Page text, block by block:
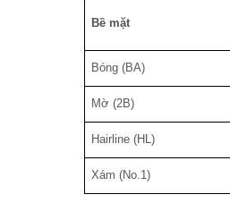
Bề mặt
Bóng (BA)
Mờ (2B)
Hairline (HL)
Xám (No.1)